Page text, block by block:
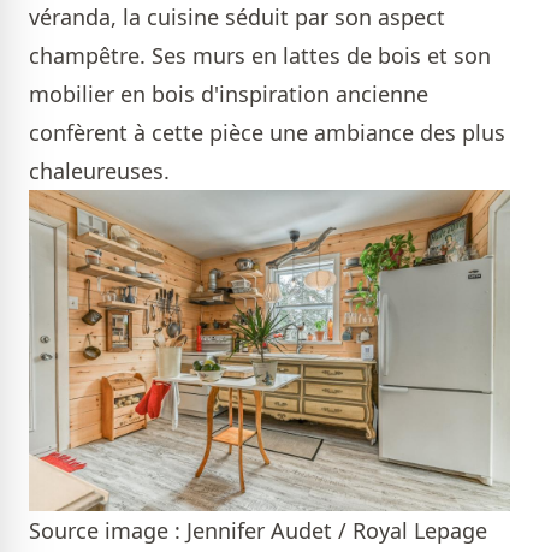
véranda, la cuisine séduit par son aspect
champêtre. Ses murs en lattes de bois et son
mobilier en bois d'inspiration ancienne
confèrent à cette pièce une ambiance des plus
chaleureuses.
Source image : Jennifer Audet / Royal Lepage